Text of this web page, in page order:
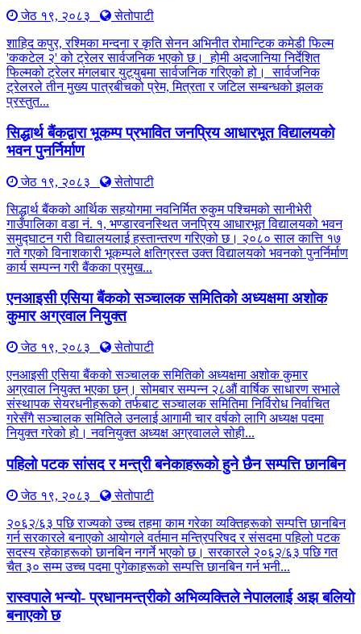
जेठ १९, २०८३
सेतोपाटी
शाहिद कपुर, रश्मिका मन्दना र कृति सेनन अभिनीत रोमान्टिक कमेडी फिल्म
'ककटेल २' को ट्रेलर सार्वजनिक भएको छ। होमी अदजानिया निर्देशित
फिल्मको ट्रेलर मंगलबार युट्युबमा सार्वजनिक गरिएको हो। सार्वजनिक
ट्रेलरले तीन मुख्य पात्रबीचको प्रेम, मित्रता र जटिल सम्बन्धको झलक
प्रस्तुत...
सिद्धार्थ बैंकद्वारा भूकम्प प्रभावित जनप्रिय आधारभूत विद्यालयको
भवन पुनर्निर्माण
जेठ १९, २०८३
सेतोपाटी
सिद्धार्थ बैंकको आर्थिक सहयोगमा नवनिर्मित रुकुम पश्चिमको सानीभेरी
गाउँपालिका वडा नं. १, भण्डारवनस्थित जनप्रिय आधारभूत विद्यालयको भवन
समुद्घाटन गरी विद्यालयलाई हस्तान्तरण गरिएको छ। २०८० साल कात्ति १७
गते गएको विनाशकारी भूकम्पले क्षतिग्रस्त उक्त विद्यालयको भवनको पुनर्निर्माण
कार्य सम्पन्न गरी बैंकका प्रमुख...
एनआइसी एसिया बैंकको सञ्चालक समितिको अध्यक्षमा अशोक
कुमार अग्रवाल नियुक्त
जेठ १९, २०८३
सेतोपाटी
एनआइसी एसिया बैंकको सञ्चालक समितिको अध्यक्षमा अशोक कुमार
अग्रवाल नियुक्त भएका छन्। सोमबार सम्पन्न २८औं वार्षिक साधारण सभाले
संस्थापक सेयरधनीहरूको तर्फबाट सञ्चालक समितिमा निर्विरोध निर्वाचित
गरेसँगै सञ्चालक समितिले उनलाई आगामी चार वर्षको लागि अध्यक्ष पदमा
नियुक्त गरेको हो। नवनियुक्त अध्यक्ष अग्रवालले सोही...
पहिलो पटक सांसद र मन्त्री बनेकाहरूको हुने छैन सम्पत्ति छानबिन
जेठ १९, २०८३
सेतोपाटी
२०६२/६३ पछि राज्यको उच्च तहमा काम गरेका व्यक्तिहरूको सम्पत्ति छानबिन
गर्न सरकारले बनाएको आयोगले वर्तमान मन्त्रिपरिषद र संसदमा पहिलो पटक
सदस्य रहेकाहरूको छानबिन नगर्ने भएको छ। सरकारले २०६२/६३ पछि गत
चैत ३० सम्म उच्च पदमा पुगेकाहरूको सम्पत्ति छानबिन गर्न भनी...
रास्वपाले भन्यो- प्रधानमन्त्रीको अभिव्यक्तिले नेपाललाई अझ बलियो
बनाएको छ